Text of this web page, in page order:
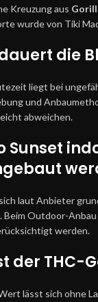
Kreuzung aus
wurde von Tiki
die
liegt bei
und
abweichen.
Sunset
laut Anbieter
Beim Outdoor-
werden.
der THC-
lässt sich ohne